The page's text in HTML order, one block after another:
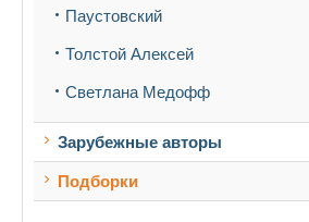
Паустовский
Толстой Алексей
Светлана Медофф
Зарубежные авторы
Подборки